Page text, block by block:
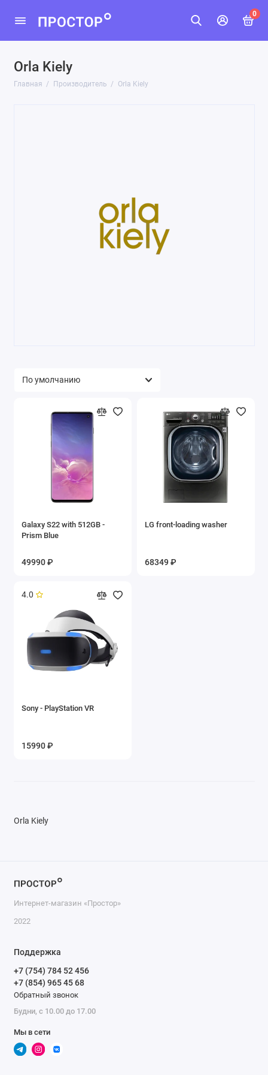
0
Orla Kiely
Главная Производитель Orla Kiely
Galaxy S22 with 512GB -
Prism Blue
49990 ₽
LG front-loading washer
68349 ₽
4.0
Sony - PlayStation VR
15990 ₽
Orla Kiely
Интернет-магазин «Простор»
2022
Поддержка
+7 (754) 784 52 456
+7 (854) 965 45 68
Обратный звонок
Будни, с 10.00 до 17.00
Мы в сети